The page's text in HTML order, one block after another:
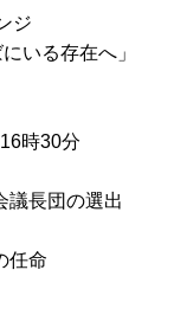
ジ
いる存在へ」
時30分
長団の選出
命